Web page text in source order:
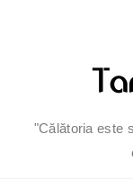
"Călătoria este